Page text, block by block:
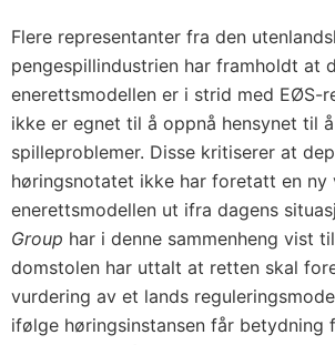
Flere representanter fra den
pengespillindustrien har framholdt at
enerettsmodellen er i strid med EØS-
ikke er egnet til å oppnå hensynet til
spilleproblemer. Disse kritiserer at
høringsnotatet ikke har foretatt en ny
enerettsmodellen ut ifra dagens
Group har i denne sammenheng vist
domstolen har uttalt at retten skal
vurdering av et lands
ifølge høringsinstansen får betydning